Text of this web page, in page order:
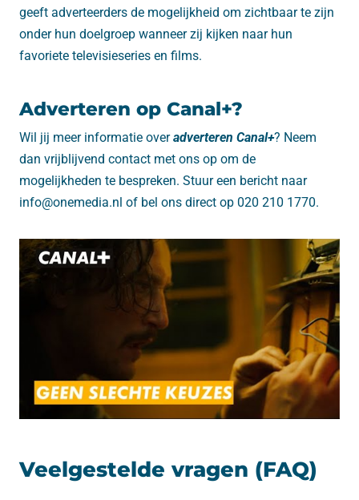
geeft adverteerders de mogelijkheid om zichtbaar te zijn
onder hun doelgroep wanneer zij kijken naar hun
favoriete televisieseries en films.
Adverteren op Canal+?
Wil jij meer informatie overadverteren Canal+? Neem
dan vrijblijvend contact met ons op om de
mogelijkheden te bespreken. Stuur een bericht naar
info@onemedia.nl of bel ons direct op 020 210 1770.
Veelgestelde vragen (FAQ)